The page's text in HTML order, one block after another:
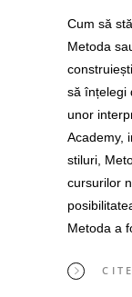
Cum să
Metoda
să înțelegi
unor
Academy,
stiluri,
cursurilor
Metoda a